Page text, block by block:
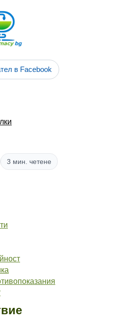
в Facebook
3 мин. четене